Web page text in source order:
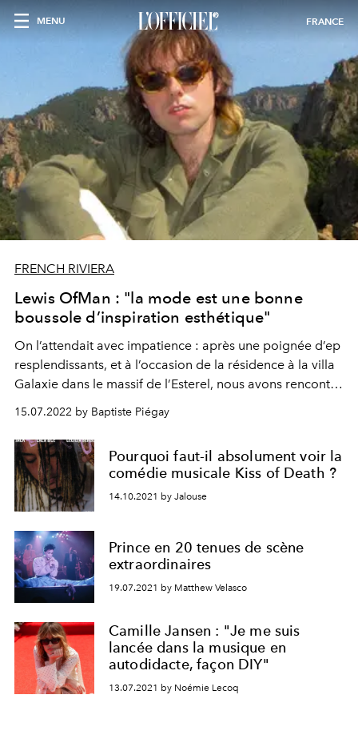
MENU FRANCE
FRENCH RIVIERA
Lewis OfMan : "la mode est une bonne
boussole d’inspiration esthétique"
On l’attendait avec impatience : après une poignée d’ep
resplendissants, et à l’occasion de la résidence à la villa
Galaxie dans le massif de l’Esterel, nous avons rencontré
l’artiste français au look de dandy moderne signé
Erevan, qui sort son premier album
parfaite démonstration de pop bondissante et
réjouissante.
15.07.2022 by Baptiste Piégay
Pourquoi faut-il absolument voir la
comédie musicale Kiss of Death ?
14.10.2021 by Jalouse
Prince en 20 tenues de scène
extraordinaires
19.07.2021 by Matthew Velasco
Camille Jansen : "Je me suis
lancée dans la musique en
autodidacte, façon DIY"
13.07.2021 by Noémie Lecoq